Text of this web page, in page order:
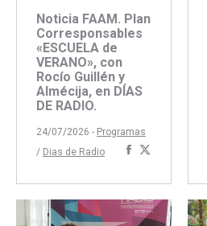
Noticia FAAM. Plan
Corresponsables
«ESCUELA de
VERANO», con
Rocío Guillén y
Almécija, en DÍAS
DE RADIO.
24/07/2026 - Programas
/ Dias de Radio
Compartir
Facebook
Twitter